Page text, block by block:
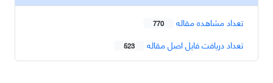
تعداد مشاهده مقاله 770
تعداد دریافت فایل اصل مقاله 523